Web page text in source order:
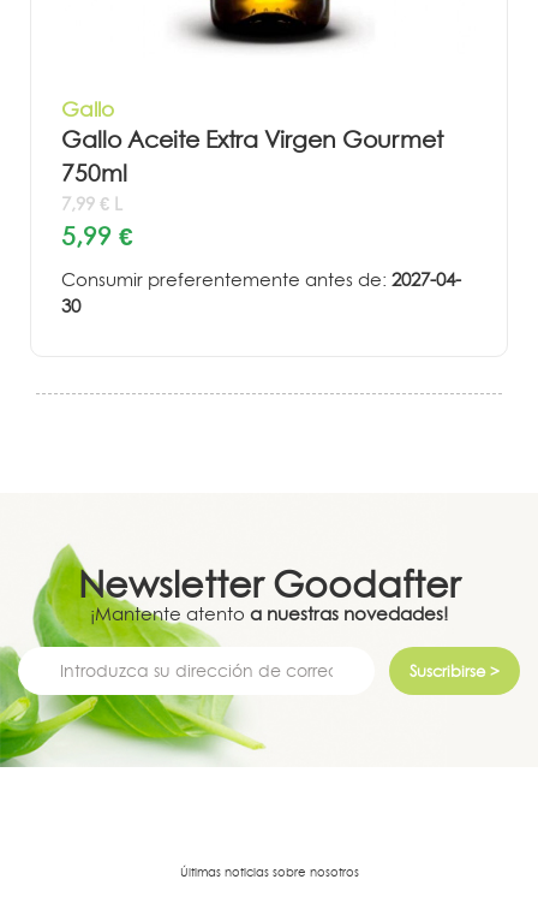
Gallo
Gallo Aceite Extra Virgen Gourmet
750ml
7,99 € L
5,99 €
Consumir preferentemente antes de: 2027-04-
30
Newsletter Goodafter
¡Mantente atento a nuestras novedades!
Suscribirse >
Últimas noticias sobre nosotros